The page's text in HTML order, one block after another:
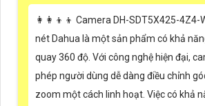
👩‍👩‍👦‍👦 Camera DH-SDT5X425-4Z4-
nét Dahua là một sản phẩm có khả
quay 360 độ. Với công nghệ hiện đại,
phép người dùng dễ dàng điều chỉnh
zoom một cách linh hoạt. Việc có khả